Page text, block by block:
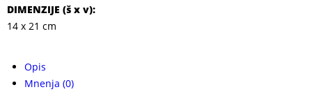
DIMENZIJE (š x v):
14 x 21 cm
Opis
Mnenja (0)